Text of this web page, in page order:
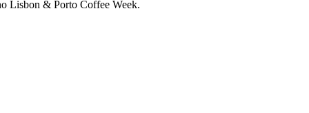
Lisbon & Porto Coffee Week.